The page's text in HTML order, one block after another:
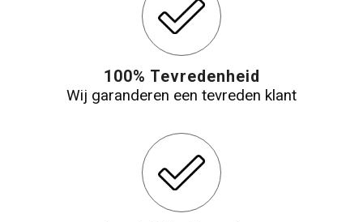
100% Tevredenheid
Wij garanderen een tevreden klant